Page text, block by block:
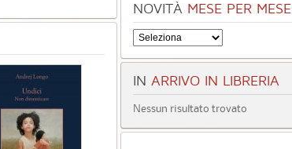
NOVITÀ MESE PER MESE
IN ARRIVO IN LIBRERIA
Nessun risultato trovato